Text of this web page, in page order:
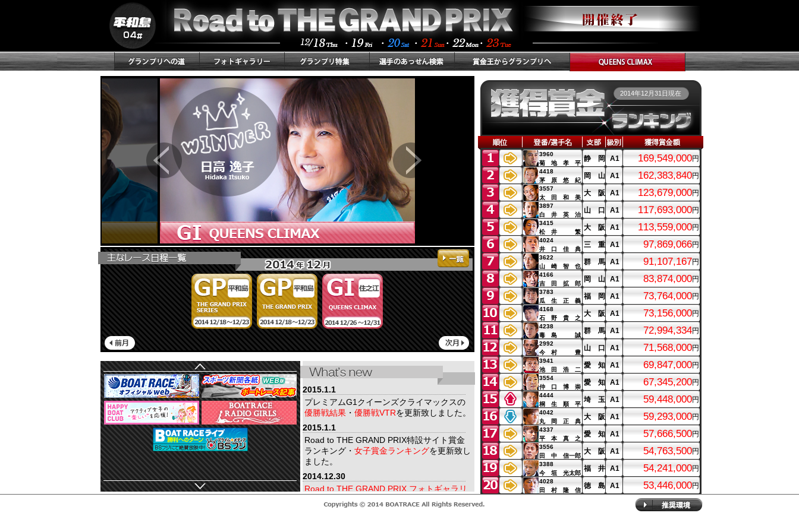
2015.1.1
プレミアムG1クイーンズクライマックスの
優勝戦結果 ・ 優勝戦VTRを更新致しました。
2015.1.1
Road to THE GRAND PRIX特設サイト賞金
ランキング・ 女子賞金ランキングを更新致し
ました。
2014.12.30
Road to THE GRAND PRIX フォトギャラリ
2014年12月31日現在
3960
菊 地 孝 平
静 岡 A1 169,549,000円
4418
茅 原 悠 紀
岡 山 A1 162,383,840円
3557
太 田 和 美
大 阪 A1 123,679,000円
3897
白 井 英 治
山 口 A1 117,693,000円
3415
松 井 繁
大 阪 A1 113,559,000円
4024
井 口 佳 典
三 重 A1 97,869,066円
3622
山 崎 智 也
群 馬 A1 91,107,167円
4166
吉 田 拡 郎
岡 山 A1 83,874,000円
3783
瓜 生 正 義
福 岡 A1 73,764,000円
4168
石 野 貴 之
大 阪 A1 73,156,000円
4238
毒 島 誠
群 馬 A1 72,994,334円
2992
今 村 豊
山 口 A1 71,568,000円
3941
池 田 浩 二
愛 知 A1 69,847,000円
3554
仲 口 博 崇
愛 知 A1 67,345,200円
4444
桐 生 順 平
埼 玉 A1 59,448,000円
4042
丸 岡 正 典
大 阪 A1 59,293,000円
4337
平 本 真 之
愛 知 A1 57,666,500円
3556
田 中 信一郎
大 阪 A1 54,763,500円
3388
今 垣 光太郎
福 井 A1 54,241,000円
4028
田 村 隆 信
徳 島 A1 53,446,000円
51,808,961 円